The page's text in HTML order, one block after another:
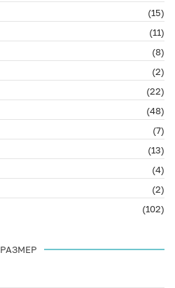
(15)
(11)
(8)
(2)
(22)
(48)
(7)
(13)
(4)
(2)
(102)
РАЗМЕР